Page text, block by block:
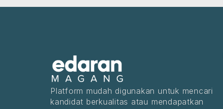
Platform mudah digunakan untuk mencari
kandidat berkualitas atau mendapatkan